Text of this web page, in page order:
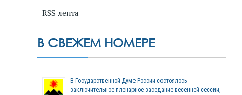
RSS лента
В СВЕЖЕМ НОМЕРЕ
В Государственной Думе России состоялось
заключительное пленарное заседание весенней сессии,